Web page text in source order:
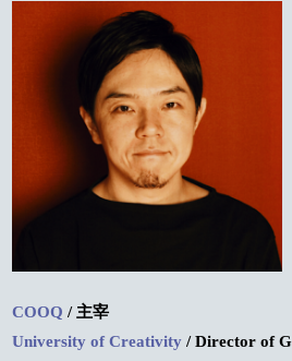
COOQ / 主宰
University of Creativity/ Director of